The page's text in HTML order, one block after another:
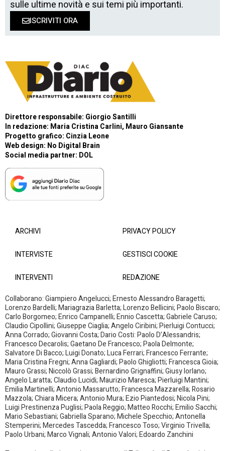
sulle ultime novità e sui temi più importanti.
ISCRIVITI ORA
Direttore responsabile: Giorgio Santilli
In redazione: Maria Cristina Carlini, Mauro Giansante
Progetto grafico: Cinzia Leone
Web design: No Digital Brain
Social media partner: DOL
ARCHIVI
INTERVISTE
INTERVENTI
PRIVACY POLICY
GESTISCI COOKIE
REDAZIONE
Collaborano: Giampiero Angelucci; Ernesto Alessandro Baragetti;
Lorenzo Bardelli; Mariagrazia Barletta; Lorenzo Bellicini; Paolo Biscaro;
Carlo Borgomeo; Enrico Campanelli; Ennio Cascetta; Gabriele Caruso;
Claudio Cipollini; Giuseppe Ciaglia; Angelo Ciribini; Pierluigi Contucci;
Anna Corrado; Giovanni Costa; Dario Costi: Paolo D’Alessandris;
Francesco Decarolis; Gaetano De Francesco; Paola Delmonte;
Salvatore Di Bacco; Luigi Donato; Luca Ferrari; Francesco Ferrante;
Maria Cristina Fregni; Anna Gagliardi; Paolo Ghigliotti; Francesca Gioia;
Mauro Grassi; Niccolò Grassi; Bernardino Grignaffini; Giusy Iorlano;
Angelo Laratta; Claudio Lucidi; Maurizio Maresca; Pierluigi Mantini;
Emilia Martinelli; Antonio Massarutto; Francesca Mazzarella; Rosario
Mazzola; Chiara Micera; Antonio Mura; Ezio Piantedosi; Nicola Pini;
Luigi Prestinenza Puglisi; Paola Reggio; Matteo Rocchi; Emilio Sacchi;
Mario Sebastiani; Gabriella Sparano; Michele Specchio; Antonella
Stemperini; Mercedes Tascedda; Francesco Toso; Virginio Trivella;
Paolo Urbani; Marco Vignali; Antonio Valori; Edoardo Zanchini